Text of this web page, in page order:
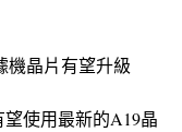
機晶片有望升級
望使用最新的A19晶